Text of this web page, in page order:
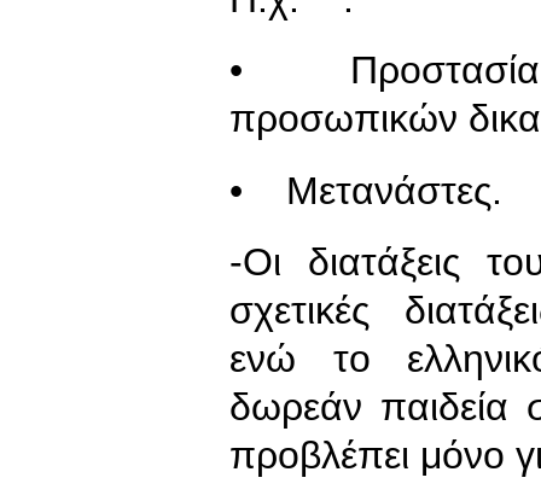
• Προστασία,
προσωπικών
• Μετανάστες.
-Οι διατάξεις
σχετικές
ενώ το
δωρεάν παιδεία
προβλέπει μόνο